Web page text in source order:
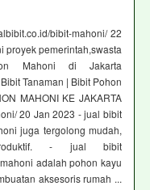
bibit-mahoni/ 22
proyek pemerintah,swasta
Mahoni di Jakarta
Tanaman | Bibit Pohon
MAHONI KE JAKARTA
20 Jan 2023 - jual bibit
juga tergolong mudah,
- jual bibit
adalah pohon kayu
aksesoris rumah ...